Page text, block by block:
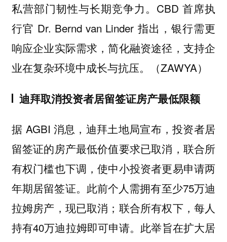
私营部门韧性与长期竞争力。CBD 首席执
行官 Dr. Bernd van Linder 指出，银行需更
响应企业实际需求，简化融资途径，支持企
业在复杂环境中成长与抗压。（ZAWYA）
迪拜取消投资者居留签证房产最低限额
据 AGBI 消息，迪拜土地局宣布，投资者居
留签证的房产最低价值要求已取消，联合所
有权门槛也下调，使中小投资者更易申请两
年期居留签证。此前个人需拥有至少75万迪
拉姆房产，现已取消；联合所有权下，每人
持有40万迪拉姆即可申请。此举旨在扩大居